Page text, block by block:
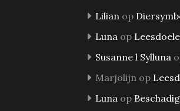
Lilian op
Luna op
Susanne l Sylluna
Marjolijn op
Luna op